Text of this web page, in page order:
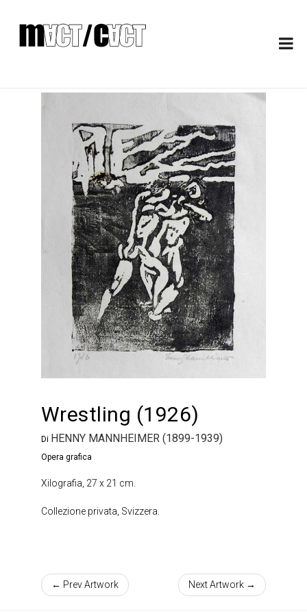
Wrestling (1926)
Di HENNY MANNHEIMER (1899-1939)
Opera grafica
Xilografia, 27 x 21 cm.
Collezione privata, Svizzera.
← Prev Artwork Next Artwork →